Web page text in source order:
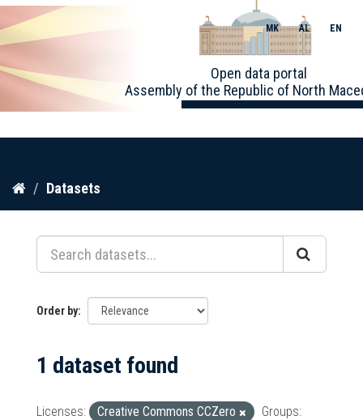
Skip
content
Open data portal
Assembly of the Republic of North
MK AL EN
Datasets
Order by
1 dataset found
Licenses: Creative Commons CCZero
Groups: